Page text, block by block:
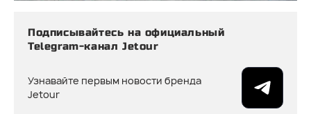
Подписывайтесь на официальный
Telegram-канал Jetour
Узнавайте первым новости бренда
Jetour